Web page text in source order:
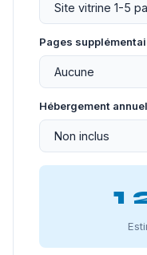
Pages
Hébergement annuel
1